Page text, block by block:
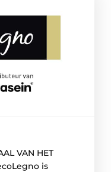
VAN HET
is